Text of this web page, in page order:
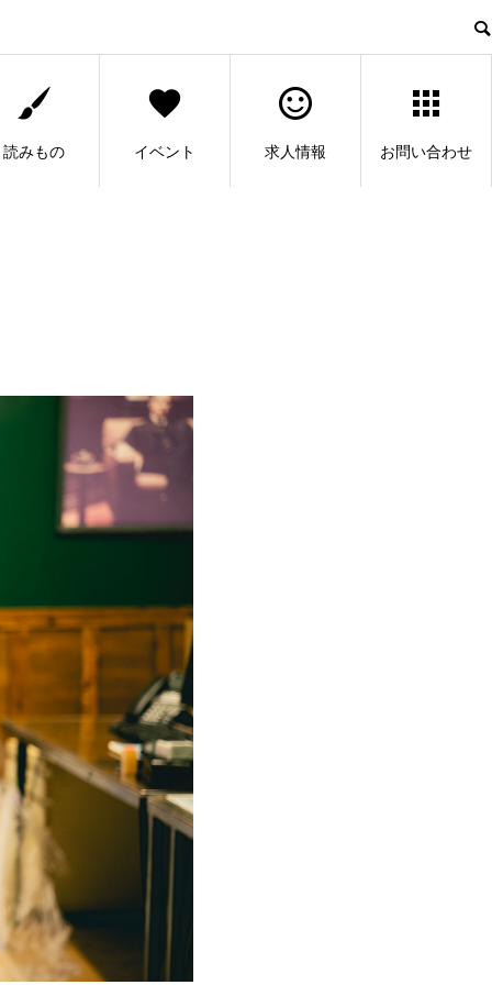
読みもの イベント 求人情報 お問い合わせ